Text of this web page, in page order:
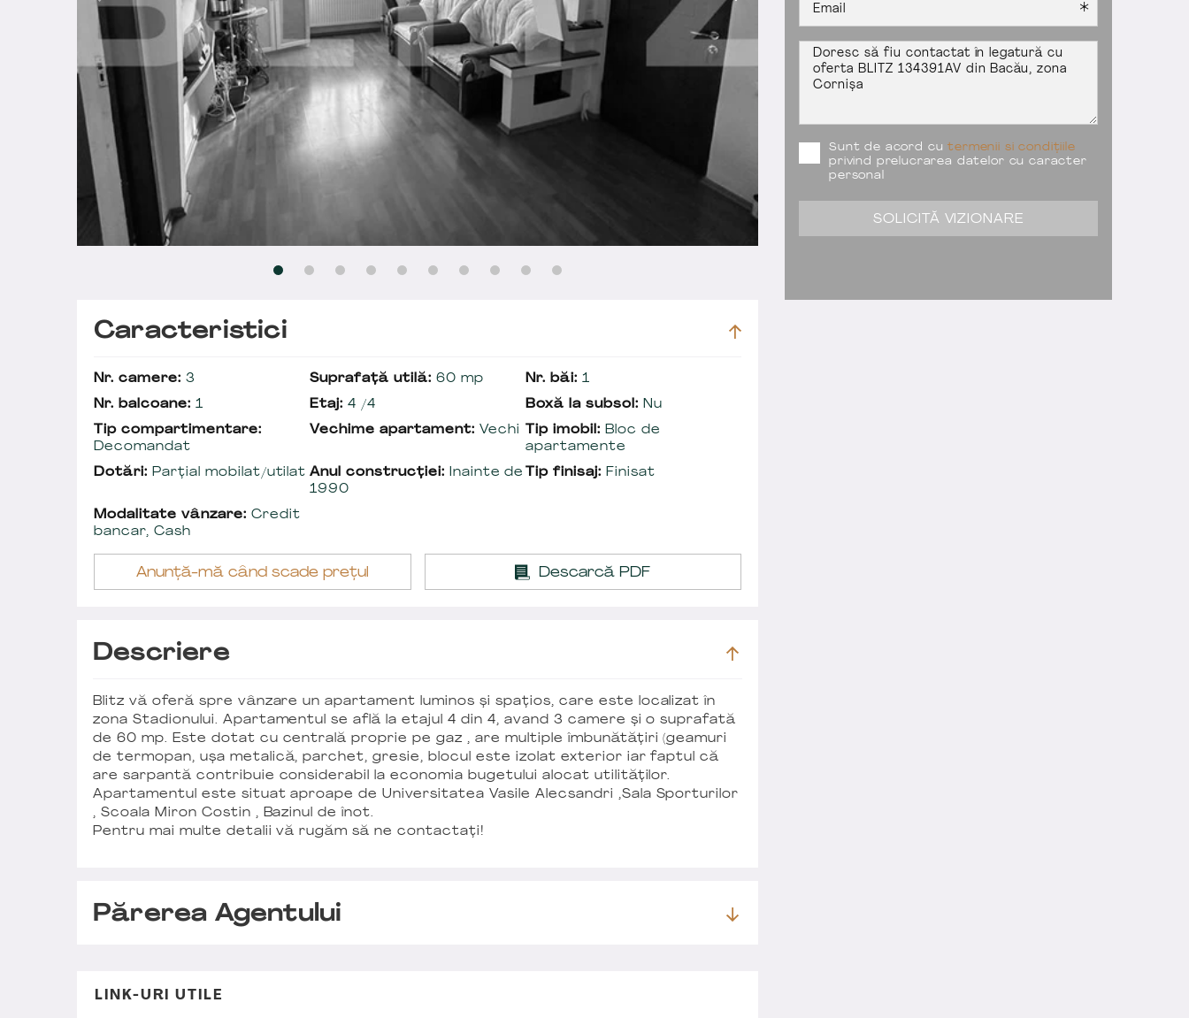
Sunt de acord cutermenii si condițiile
privind prelucrarea datelor cu caracter
personal
SOLICITĂ VIZIONARE
Caracteristici
Nr. camere: 3 Suprafață utilă: 60 mp Nr. băi: 1
Nr. balcoane: 1 Etaj: 4 /4 Boxă la subsol: Nu
Tip compartimentare:
Decomandat
Vechime apartament: Vechi Tip imobil: Bloc de
apartamente
Dotări: Parțial mobilat/utilat Anul construcției: Inainte de
1990
Tip finisaj: Finisat
Modalitate vânzare: Credit
bancar, Cash
Anunță-mă când scade prețul Descarcă PDF
Descriere
Blitz vă oferă spre vânzare un apartament luminos și spațios, care este localizat în
zona Stadionului. Apartamentul se află la etajul 4 din 4, avand 3 camere și o suprafată
de 60 mp. Este dotat cu centrală proprie pe gaz , are multiple îmbunătățiri (geamuri
de termopan, ușa metalică, parchet, gresie, blocul este izolat exterior iar faptul că
are sarpantă contribuie considerabil la economia bugetului alocat utilităților.
Apartamentul este situat aproape de Universitatea Vasile Alecsandri ,Sala Sporturilor
, Scoala Miron Costin , Bazinul de înot.
Pentru mai multe detalii vă rugăm să ne contactați!
Părerea Agentului
LINK-URI UTILE